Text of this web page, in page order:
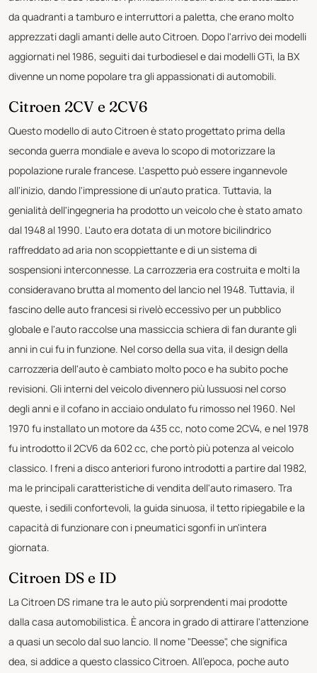
da quadranti a tamburo e interruttori a paletta, che erano molto
apprezzati dagli amanti delle auto Citroen. Dopo l'arrivo dei modelli
aggiornati nel 1986, seguiti dai turbodiesel e dai modelli GTi, la BX
divenne un nome popolare tra gli appassionati di automobili.
Citroen 2CV e 2CV6
Questo modello di auto Citroen è stato progettato prima della
seconda guerra mondiale e aveva lo scopo di motorizzare la
popolazione rurale francese. L'aspetto può essere ingannevole
all'inizio, dando l'impressione di un'auto pratica. Tuttavia, la
genialità dell'ingegneria ha prodotto un veicolo che è stato amato
dal 1948 al 1990. L'auto era dotata di un motore bicilindrico
raffreddato ad aria non scoppiettante e di un sistema di
sospensioni interconnesse. La carrozzeria era costruita e molti la
consideravano brutta al momento del lancio nel 1948. Tuttavia, il
fascino delle auto francesi si rivelò eccessivo per un pubblico
globale e l'auto raccolse una massiccia schiera di fan durante gli
anni in cui fu in funzione. Nel corso della sua vita, il design della
carrozzeria dell'auto è cambiato molto poco e ha subito poche
revisioni. Gli interni del veicolo divennero più lussuosi nel corso
degli anni e il cofano in acciaio ondulato fu rimosso nel 1960. Nel
1970 fu installato un motore da 435 cc, noto come 2CV4, e nel 1978
fu introdotto il 2CV6 da 602 cc, che portò più potenza al veicolo
classico. I freni a disco anteriori furono introdotti a partire dal 1982,
ma le principali caratteristiche di vendita dell'auto rimasero. Tra
queste, i sedili confortevoli, la guida sinuosa, il tetto ripiegabile e la
capacità di funzionare con i pneumatici sgonfi in un'intera
giornata.
Citroen DS e ID
La Citroen DS rimane tra le auto più sorprendenti mai prodotte
dalla casa automobilistica. È ancora in grado di attirare l'attenzione
a quasi un secolo dal suo lancio. Il nome "Deesse", che significa
dea, si addice a questo classico Citroen. All'epoca, poche auto